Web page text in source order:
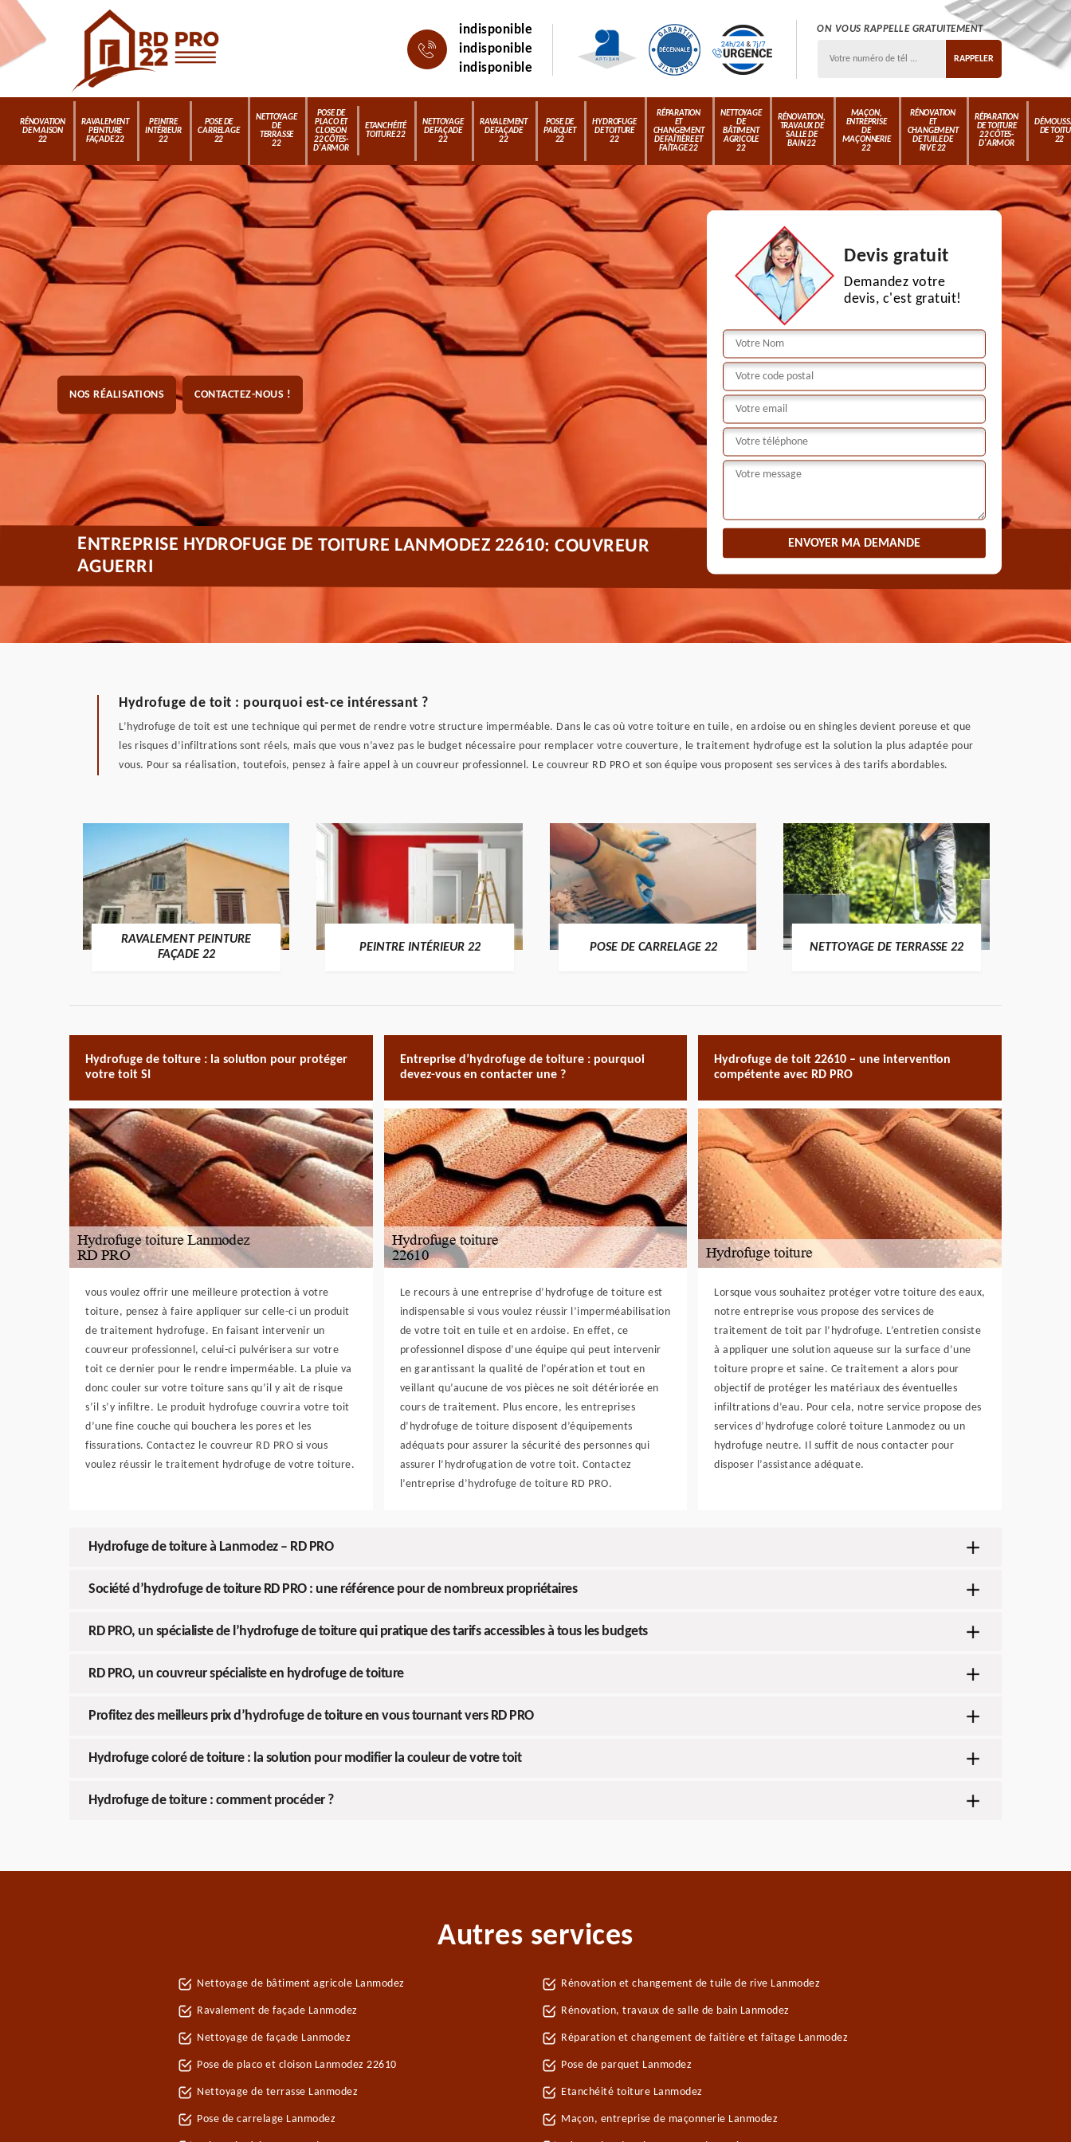
indisponible
indisponible
indisponible
ON VOUS RAPPELLE GRATUITEMENT
RÉNOVATION
DE MAISON
22
RAVALEMENT
PEINTURE
FAÇADE 22
PEINTRE
INTÉRIEUR
22
POSE DE
CARRELAGE
22
NETTOYAGE
DE
TERRASSE
22
POSE DE
PLACO ET
CLOISON
22 CÔTES-
D'ARMOR
ETANCHÉITÉ
TOITURE 22
NETTOYAGE
DE FAÇADE
22
RAVALEMENT
DE FAÇADE
22
POSE DE
PARQUET
22
HYDROFUGE
DE TOITURE
22
RÉPARATION
ET
CHANGEMENT
DE FAÎTIÈRE ET
FAÎTAGE 22
NETTOYAGE
DE
BÂTIMENT
AGRICOLE
22
RÉNOVATION,
TRAVAUX DE
SALLE DE
BAIN 22
MAÇON,
ENTREPRISE
DE
MAÇONNERIE
22
RÉNOVATION
ET
CHANGEMENT
DE TUILE DE
RIVE 22
RÉPARATION
DE TOITURE
22 CÔTES-
D'ARMOR
DE
22
NOS RÉALISATIONS CONTACTEZ-NOUS !
Devis gratuit
Demandez votre
devis, c'est gratuit!
ENTREPRISE HYDROFUGE DE TOITURE LANMODEZ 22610: COUVREUR
AGUERRI
Hydrofuge de toit : pourquoi est-ce intéressant ?
L’hydrofuge de toit est une technique qui permet de rendre votre structure imperméable. Dans le cas où votre toiture en tuile, en ardoise ou en shingles devient poreuse et que
les risques d’infiltrations sont réels, mais que vous n’avez pas le budget nécessaire pour remplacer votre couverture, le traitement hydrofuge est la solution la plus adaptée pour
vous. Pour sa réalisation, toutefois, pensez à faire appel à un couvreur professionnel. Le couvreur RD PRO et son équipe vous proposent ses services à des tarifs abordables.
RAVALEMENT PEINTURE
FAÇADE 22
PEINTRE INTÉRIEUR 22 POSE DE CARRELAGE 22 NETTOYAGE DE TERRASSE 22
Hydrofuge de toiture : la solution pour protéger
votre toit SI
vous voulez offrir une meilleure protection à votre
toiture, pensez à faire appliquer sur celle-ci un produit
de traitement hydrofuge. En faisant intervenir un
couvreur professionnel, celui-ci pulvérisera sur votre
toit ce dernier pour le rendre imperméable. La pluie va
donc couler sur votre toiture sans qu’il y ait de risque
s’il s’y infiltre. Le produit hydrofuge couvrira votre toit
d’une fine couche qui bouchera les pores et les
fissurations. Contactez le couvreur RD PRO si vous
voulez réussir le traitement hydrofuge de votre toiture.
Entreprise d’hydrofuge de toiture : pourquoi
devez-vous en contacter une ?
Le recours à une entreprise d’hydrofuge de toiture est
indispensable si vous voulez réussir l’imperméabilisation
de votre toit en tuile et en ardoise. En effet, ce
professionnel dispose d’une équipe qui peut intervenir
en garantissant la qualité de l’opération et tout en
veillant qu’aucune de vos pièces ne soit détériorée en
cours de traitement. Plus encore, les entreprises
d’hydrofuge de toiture disposent d’équipements
adéquats pour assurer la sécurité des personnes qui
assurer l’hydrofugation de votre toit. Contactez
l’entreprise d’hydrofuge de toiture RD PRO.
Hydrofuge de toit 22610 – une intervention
compétente avec RD PRO
Lorsque vous souhaitez protéger votre toiture des eaux,
notre entreprise vous propose des services de
traitement de toit par l’hydrofuge. L’entretien consiste
à appliquer une solution aqueuse sur la surface d’une
toiture propre et saine. Ce traitement a alors pour
objectif de protéger les matériaux des éventuelles
infiltrations d’eau. Pour cela, notre service propose des
services d’hydrofuge coloré toiture Lanmodez ou un
hydrofuge neutre. Il suffit de nous contacter pour
disposer l’assistance adéquate.
Hydrofuge de toiture à Lanmodez – RD PRO
Société d’hydrofuge de toiture RD PRO : une référence pour de nombreux propriétaires
RD PRO, un spécialiste de l’hydrofuge de toiture qui pratique des tarifs accessibles à tous les budgets
RD PRO, un couvreur spécialiste en hydrofuge de toiture
Profitez des meilleurs prix d’hydrofuge de toiture en vous tournant vers RD PRO
Hydrofuge coloré de toiture : la solution pour modifier la couleur de votre toit
Hydrofuge de toiture : comment procéder ?
Autres services
Nettoyage de bâtiment agricole Lanmodez
Ravalement de façade Lanmodez
Nettoyage de façade Lanmodez
Pose de placo et cloison Lanmodez 22610
Nettoyage de terrasse Lanmodez
Pose de carrelage Lanmodez
Rénovation et changement de tuile de rive Lanmodez
Rénovation, travaux de salle de bain Lanmodez
Réparation et changement de faîtière et faîtage Lanmodez
Pose de parquet Lanmodez
Etanchéité toiture Lanmodez
Maçon, entreprise de maçonnerie Lanmodez